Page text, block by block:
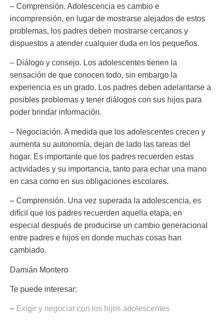
– Comprensión. Adolescencia es cambio e
incomprensión, en lugar de mostrarse alejados de estos
problemas, los padres deben mostrarse cercanos y
dispuestos a atender cualquier duda en los pequeños.
– Diálogo y consejo. Los adolescentes tienen la
sensación de que conocen todo, sin embargo la
experiencia es un grado. Los padres deben adelantarse a
posibles problemas y tener diálogos con sus hijos para
poder brindar información.
– Negociación. A medida que los adolescentes crecen y
aumenta su autonomía, dejan de lado las tareas del
hogar. Es importante que los padres recuerden estas
actividades y su importancia, tanto para echar una mano
en casa como en sus obligaciones escolares.
– Comprensión. Una vez superada la adolescencia, es
difícil que los padres recuerden aquella etapa, en
especial después de producirse un cambio generacional
entre padres e hijos en donde muchas cosas han
cambiado.
Damián Montero
Te puede interesar:
– Exigir y negociar con los hijos adolescentes